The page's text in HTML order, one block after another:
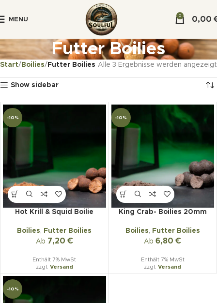
MENU
0 0,00
Futter Boilies
Start Boilies Futter Boilies Alle 3 Ergebnisse werden angezeigt
Show sidebar
-10%
Hot Krill & Squid Boilie
Boilies, Futter Boilies
Ab 7,20 €
Enthält 7% MwSt
zzgl. Versand
-10%
King Crab- Boilies 20mm
Boilies, Futter Boilies
Ab 6,80€
Enthält 7% MwSt
zzgl.Versand
-10%